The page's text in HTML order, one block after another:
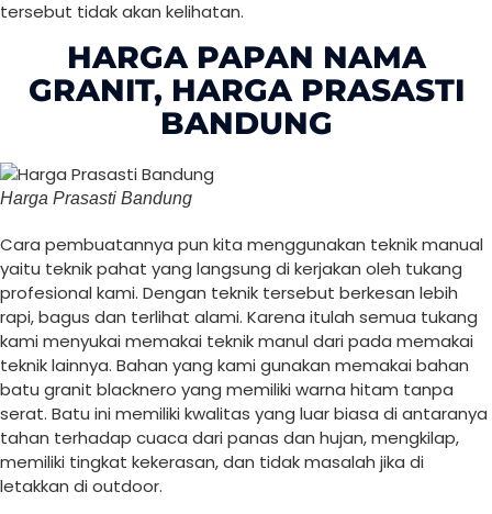
tersebut tidak akan kelihatan.
HARGA PAPAN NAMA
GRANIT, HARGA PRASASTI
BANDUNG
Harga Prasasti Bandung
Cara pembuatannya pun kita menggunakan teknik manual
yaitu teknik pahat yang langsung di kerjakan oleh tukang
profesional kami. Dengan teknik tersebut berkesan lebih
rapi, bagus dan terlihat alami. Karena itulah semua tukang
kami menyukai memakai teknik manul dari pada memakai
teknik lainnya. Bahan yang kami gunakan memakai bahan
batu granit blacknero yang memiliki warna hitam tanpa
serat. Batu ini memiliki kwalitas yang luar biasa di antaranya
tahan terhadap cuaca dari panas dan hujan, mengkilap,
memiliki tingkat kekerasan, dan tidak masalah jika di
letakkan di outdoor.